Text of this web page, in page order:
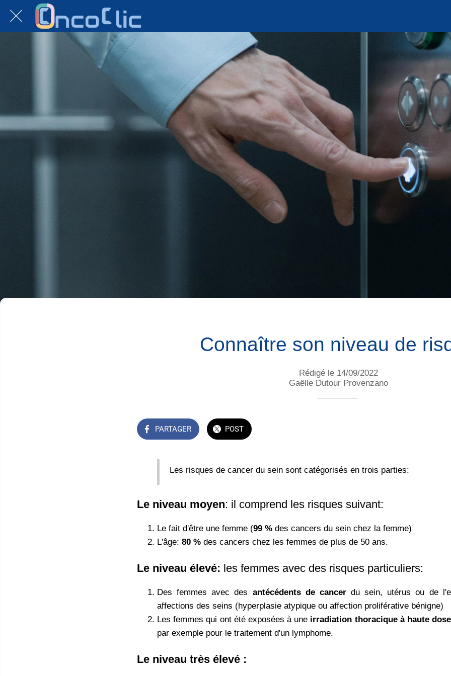
Connaître son niveau de
Rédigé le 14/09/2022
Gaëlle Dutour Provenzano
PARTAGER POST
Les risques de cancer du sein sont catégorisés en trois parties:
Le niveau moyen: il comprend les risques suivant:
Le fait d'être une femme (99 % des cancers du sein chez la femme)
L'âge: 80 % des cancers chez les femmes de plus de 50 ans.
Le niveau élevé: les femmes avec des risques particuliers:
Des femmes avec des antécédents de cancerdu sein, utérus ou de
affections des seins (hyperplasie atypique ou affection proliférative bénigne)
Les femmes qui ont été exposéesà une irradiation thoracique à haute
par exemple pour le traitement d'un lymphome.
Le niveau très élevé :